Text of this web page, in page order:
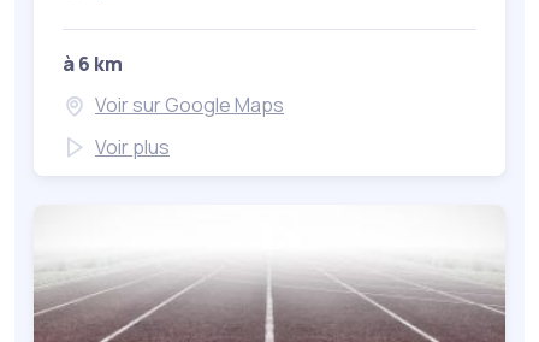
à 6 km
Voir sur Google Maps
Voir plus